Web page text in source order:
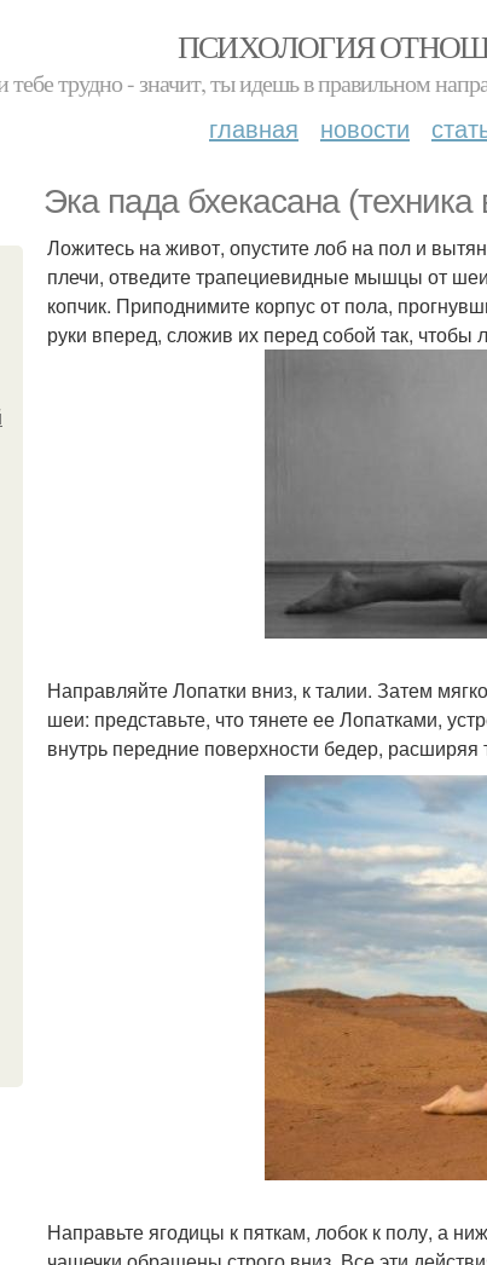
ПСИХОЛОГИЯ
тебе трудно - значит, ты идешь в правильном
главная новости
Эка пада бхекасана
Ложитесь на живот, опустите лоб на пол и
плечи, отведите трапециевидные мышцы от
копчик. Приподнимите корпус от пола,
руки вперед, сложив их перед собой так, чтобы
Направляйте Лопатки вниз, к талии. Затем
шеи: представьте, что тянете ее Лопатками,
внутрь передние поверхности бедер,
Направьте ягодицы к пяткам, лобок к полу, а